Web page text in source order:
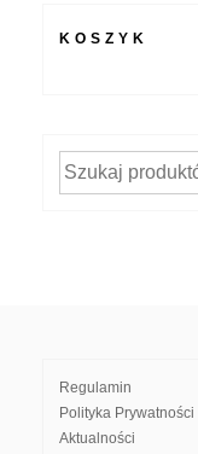
KOSZYK
Szukaj:
Regulamin
Polityka Prywatności
Aktualności